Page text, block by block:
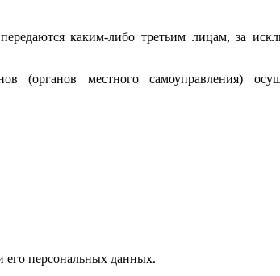
каким-либо третьим лицам, за
(органов местного самоуправления)
персональных данных.